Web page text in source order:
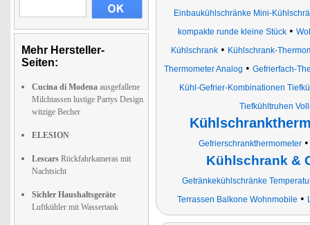
Mehr Hersteller-
Seiten:
Cucina di Modena ausgefallene
Milchtassen lustige Partys Design
witzige Becher
ELESION
Lescars Rückfahrkameras mit
Nachtsicht
Sichler Haushaltsgeräte
Luftkühler mit Wassertank
Einbaukühlschränke Mini-
kompakte runde kleine Stück•
Kühlschrank• Kühlschrank-
Thermometer Analog • Gefrierfach-
Kühl-Gefrier-Kombinationen
Tiefkühltruhen
Gefrierschrankthermometer
Kühlschrank &
Getränkekühlschränke
Terrassen Balkone Wohnmobile •